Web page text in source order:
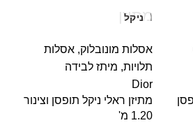
ניקל
מתיזן
אסלות מונובלוק, אסלות
תלויות, מיתז לבידה
Dior
מתיזן ראלי ניקל תופסן וצינור
1.20 מ'